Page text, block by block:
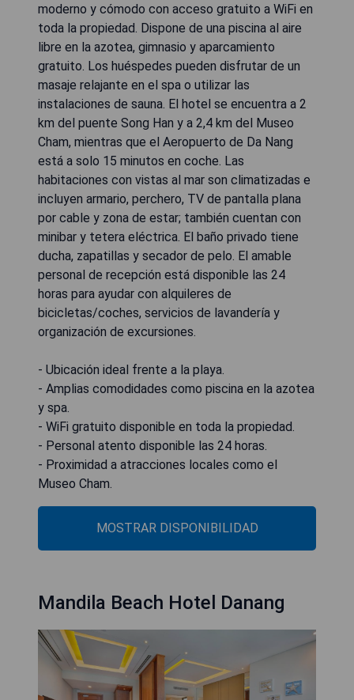
moderno y cómodo con acceso gratuito a WiFi en
toda la propiedad. Dispone de una piscina al aire
libre en la azotea, gimnasio y aparcamiento
gratuito. Los huéspedes pueden disfrutar de un
masaje relajante en el spa o utilizar las
instalaciones de sauna. El hotel se encuentra a 2
km del puente Song Han y a 2,4 km del Museo
Cham, mientras que el Aeropuerto de Da Nang
está a solo 15 minutos en coche. Las
habitaciones con vistas al mar son climatizadas e
incluyen armario, perchero, TV de pantalla plana
por cable y zona de estar; también cuentan con
minibar y tetera eléctrica. El baño privado tiene
ducha, zapatillas y secador de pelo. El amable
personal de recepción está disponible las 24
horas para ayudar con alquileres de
bicicletas/coches, servicios de lavandería y
organización de excursiones.
- Ubicación ideal frente a la playa.
- Amplias comodidades como piscina en la azotea
y spa.
- WiFi gratuito disponible en toda la propiedad.
- Personal atento disponible las 24 horas.
- Proximidad a atracciones locales como el
Museo Cham.
MOSTRAR DISPONIBILIDAD
Mandila Beach Hotel Danang